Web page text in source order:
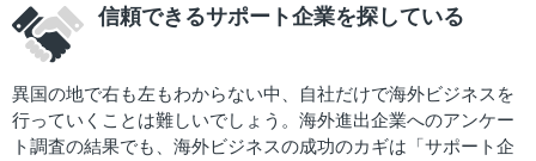
信頼できるサポート企業を探している
異国の地で右も左もわからない中、自社だけで海外ビジネスを
行っていくことは難しいでしょう。海外進出企業へのアンケー
ト調査の結果でも、海外ビジネスの成功のカギは「サポート企